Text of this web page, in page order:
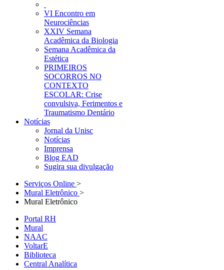
VI Encontro em
Neurociências
XXIV Semana
Acadêmica da Biologia
Semana Acadêmica da
Estética
PRIMEIROS
SOCORROS NO
CONTEXTO
ESCOLAR: Crise
convulsiva, Ferimentos e
Traumatismo Dentário
Notícias
Jornal da Unisc
Notícias
Imprensa
Blog EAD
Sugira sua divulgação
Serviços Online >
Mural Eletrônico >
Mural Eletrônico
Portal RH
Mural
NAAC
VoltarE
Biblioteca
Central Analítica